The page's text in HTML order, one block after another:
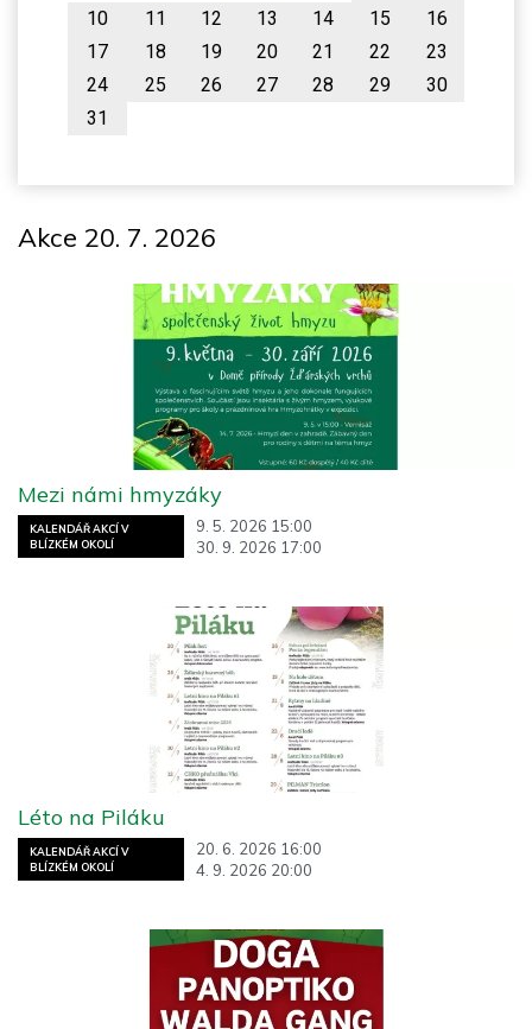
10
11 12 13 14 15
16
17
18 19 20 21 22
23
24
25 26 27 28 29
30
31
Akce 20. 7. 2026
KALENDÁŘ AKCÍ V
BLÍZKÉM OKOLÍ
9. 5. 2026 15:00
30. 9. 2026 17:00
Mezi námi hmyzáky
KALENDÁŘ AKCÍ V
BLÍZKÉM OKOLÍ
20. 6. 2026 16:00
4. 9. 2026 20:00
Léto na Piláku